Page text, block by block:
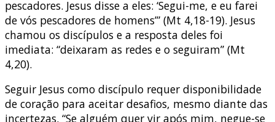
pescadores. Jesus disse a eles: ‘Segui-me, e eu farei
de vós pescadores de homens’” (Mt 4,18-19). Jesus
chamou os discípulos e a resposta deles foi
imediata: “deixaram as redes e o seguiram” (Mt
4,20).
Seguir Jesus como discípulo requer disponibilidade
de coração para aceitar desafios, mesmo diante das
incertezas. “Se alguém quer vir após mim, negue-se